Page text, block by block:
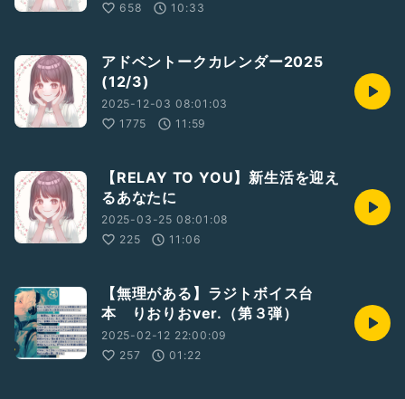
658
10:33
アドベントークカレンダー2025
(12/3)
2025-12-03 08:01:03
1775
11:59
【RELAY TO YOU】新生活を迎え
るあなたに
2025-03-25 08:01:08
225
11:06
【無理がある】ラジトボイス台
本 りおりおver.（第３弾）
2025-02-12 22:00:09
257
01:22